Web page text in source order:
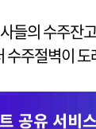
들의 수주잔
수주절벽이